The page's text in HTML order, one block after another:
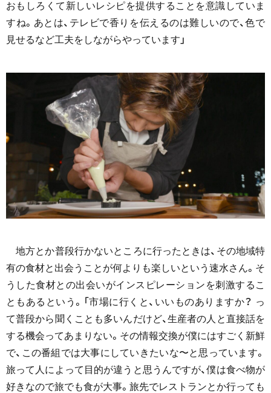
おもしろくて新しいレシピを提供することを意識していま
すね。あとは、テレビで香りを伝えるのは難しいので、色で
見せるなど工夫をしながらやっています」
地方とか普段行かないところに行ったときは、その地域特
有の食材と出会うことが何よりも楽しいという速水さん。そ
うした食材との出会いがインスピレーションを刺激するこ
ともあるという。「市場に行くと、いいものありますか？ っ
て普段から聞くことも多いんだけど、生産者の人と直接話を
する機会ってあまりない。その情報交換が僕にはすごく新鮮
で、この番組では大事にしていきたいな〜と思っています。
旅って人によって目的が違うと思うんですが、僕は食べ物が
好きなので旅でも食が大事。旅先でレストランとか行っても